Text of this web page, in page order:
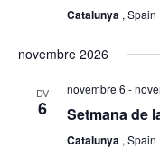
Catalunya , Spain
novembre 2026
DV
6
novembre 6 -
Setmana de
Catalunya , Spain